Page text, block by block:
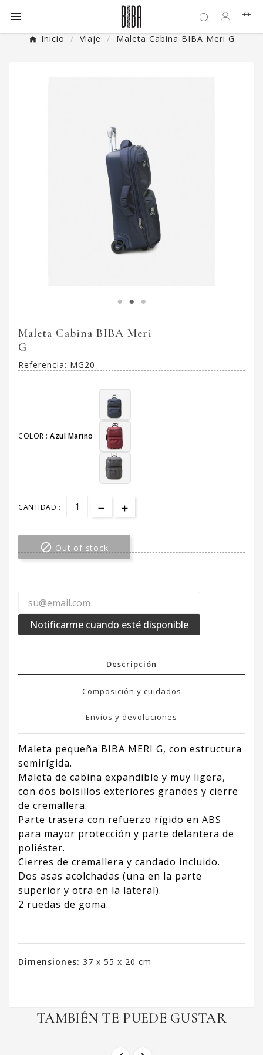

Inicio Viaje Maleta Cabina BIBA Meri G
Maleta Cabina BIBA Meri
G
Referencia: MG20
COLOR : Azul Marino
CANTIDAD :
 Out of stock
Notificarme cuando esté disponible
Descripción
Composición y cuidados
Envíos y devoluciones
Maleta pequeña BIBA MERI G, con estructura
semirígida.
Maleta de cabina expandible y muy ligera,
con dos bolsillos exteriores grandes y cierre
de cremallera.
Parte trasera con refuerzo rígido en ABS
para mayor protección y parte delantera de
poliéster.
Cierres de cremallera y candado incluido.
Dos asas acolchadas (una en la parte
superior y otra en la lateral).
2 ruedas de goma.
Dimensiones: 37 x 55 x 20 cm
TAMBIÉN TE PUEDE GUSTAR